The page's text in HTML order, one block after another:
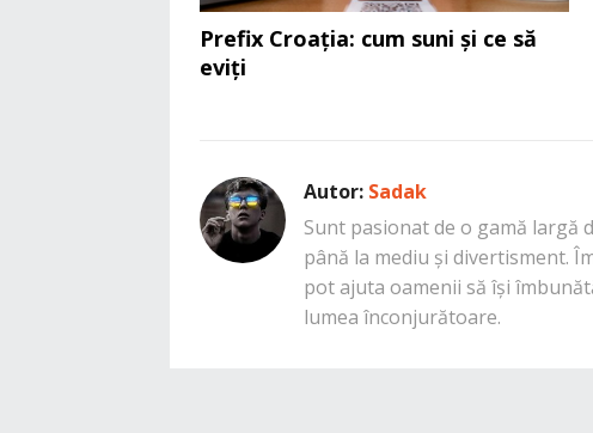
Prefix Croația: cum suni și ce să
eviți
Autor: Sadak
Sunt pasionat de o gamă largă
până la mediu și divertisment.
pot ajuta oamenii să își
lumea înconjurătoare.